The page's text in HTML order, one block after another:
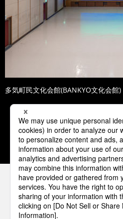
多気町民文化会館(BANKYO文化会館)
1 2 3
パナソニックの電気設